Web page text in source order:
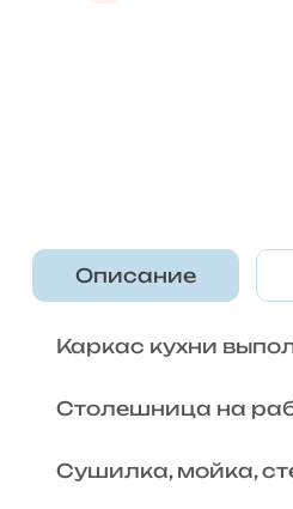
Описание
Каркас кухни
Столешница на
Сушилка, мойка,